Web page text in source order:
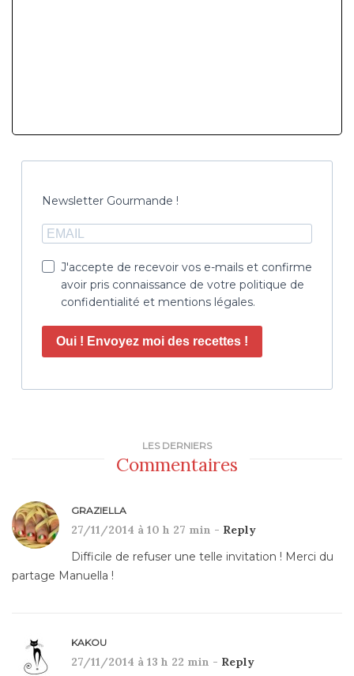
Newsletter Gourmande !
J'accepte de recevoir vos e-mails et confirme
avoir pris connaissance de votre politique de
confidentialité et mentions légales.
Oui ! Envoyez moi des recettes !
LES DERNIERS
Commentaires
GRAZIELLA
27/11/2014 à 10 h 27 min - Reply
Difficile de refuser une telle invitation ! Merci du
partage Manuella !
KAKOU
27/11/2014 à 13 h 22 min - Reply